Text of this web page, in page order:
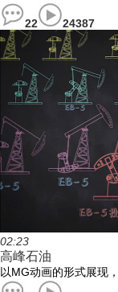
22 24387
02:23
高峰石油
以MG动画的形式展现